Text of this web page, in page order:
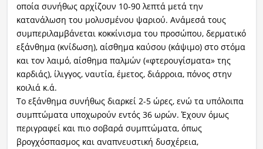
οποία συνήθως αρχίζουν 10-90 λεπτά μετά την
κατανάλωση του μολυσμένου ψαριού. Ανάμεσά τους
συμπεριλαμβάνεται κοκκίνισμα του προσώπου, δερματικό
εξάνθημα (κνίδωση), αίσθημα καύσου (κάψιμο) στο στόμα
και τον λαιμό, αίσθημα παλμών («φτερουγίσματα» της
καρδιάς), ίλιγγος, ναυτία, έμετος, διάρροια, πόνος στην
κοιλιά κ.ά.
Το εξάνθημα συνήθως διαρκεί 2-5 ώρες, ενώ τα υπόλοιπα
συμπτώματα υποχωρούν εντός 36 ωρών. Έχουν όμως
περιγραφεί και πιο σοβαρά συμπτώματα, όπως
βρογχόσπασμος και αναπνευστική δυσχέρεια,